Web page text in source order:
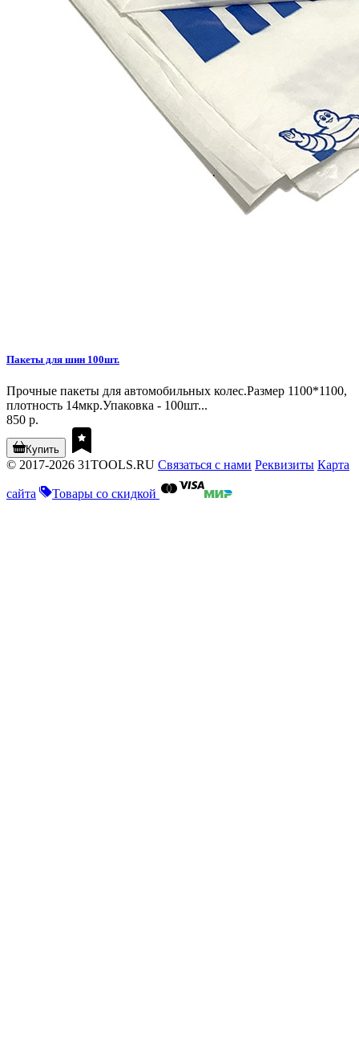
Пакеты для шин 100шт.
Прочные пакеты для автомобильных колес.Размер 1100*1100,
плотность 14мкр.Упаковка - 100шт...
850 р.
Купить
© 2017-2026 31TOOLS.RU Связаться с нами Реквизиты Карта
сайта Товары со скидкой